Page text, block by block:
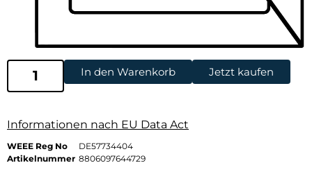
In den Warenkorb Jetzt kaufen
Informationen nach EU Data Act
WEEE Reg No
DE57734404
Artikelnummer 8806097644729